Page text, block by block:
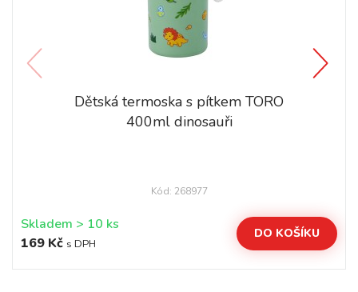
Dětská termoska s pítkem TORO
400ml dinosauři
Kód: 268977
Skladem > 10 ks
169 Kč s DPH
DO KOŠÍKU